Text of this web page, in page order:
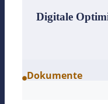
Digitale
Dokumente